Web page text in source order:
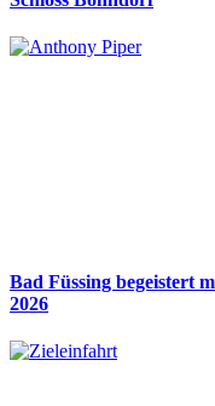
Bad Füssing begeistert
2026